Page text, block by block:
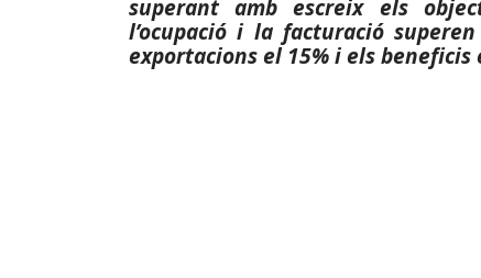
superant amb escreix els
l’ocupació i la facturació
exportacions el 15% i els beneficis